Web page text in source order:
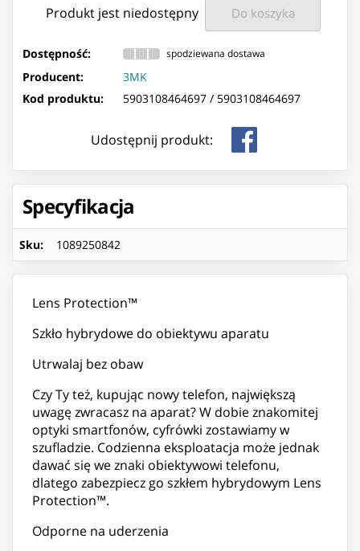
Produkt jest niedostępny Do koszyka
Dostępność: spodziewana dostawa
Producent:
3MK
Kod produktu:
5903108464697 / 5903108464697
Udostępnij produkt:
Specyfikacja
Sku: 1089250842
Lens Protection™
Szkło hybrydowe do obiektywu aparatu
Utrwalaj bez obaw
Czy Ty też, kupując nowy telefon, największą
uwagę zwracasz na aparat? W dobie znakomitej
optyki smartfonów, cyfrówki zostawiamy w
szufladzie. Codzienna eksploatacja może jednak
dawać się we znaki obiektywowi telefonu,
dlatego zabezpiecz go szkłem hybrydowym Lens
Protection™.
Odporne na uderzenia